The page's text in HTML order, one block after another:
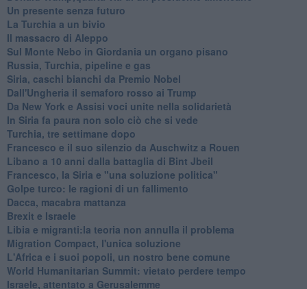
Un presente senza futuro
La Turchia a un bivio
Il massacro di Aleppo
Sul Monte Nebo in Giordania un organo pisano
Russia, Turchia, pipeline e gas
Siria, caschi bianchi da Premio Nobel
Dall'Ungheria il semaforo rosso ai Trump
Da New York e Assisi voci unite nella solidarietà
In Siria fa paura non solo ciò che si vede
Turchia, tre settimane dopo
Francesco e il suo silenzio da Auschwitz a Rouen
Libano a 10 anni dalla battaglia di Bint Jbeil
Francesco, la Siria e "una soluzione politica"
Golpe turco: le ragioni di un fallimento
Dacca, macabra mattanza
Brexit e Israele
Libia e migranti:la teoria non annulla il problema
Migration Compact, l'unica soluzione
L'Africa e i suoi popoli, un nostro bene comune
World Humanitarian Summit: vietato perdere tempo
Israele, attentato a Gerusalemme